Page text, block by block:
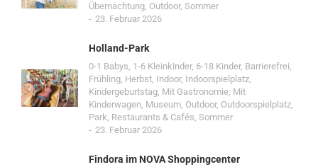
Übernachtung, Outdoor, Sommer
23. Februar 2026
Holland-Park
0-1 Babys, 1-6 Kleinkinder, 6-18 Kinder, Barrierefrei,
Frühling, Herbst, Indoor, Indoorspielplatz,
Kindergeburtstag, Mit Gastronomie, Mit
Kinderwagen, Museum, Outdoor, Outdoorspielplatz,
Park, Restaurants & Cafés, Sommer
23. Februar 2026
Findora im NOVA Shoppingcenter